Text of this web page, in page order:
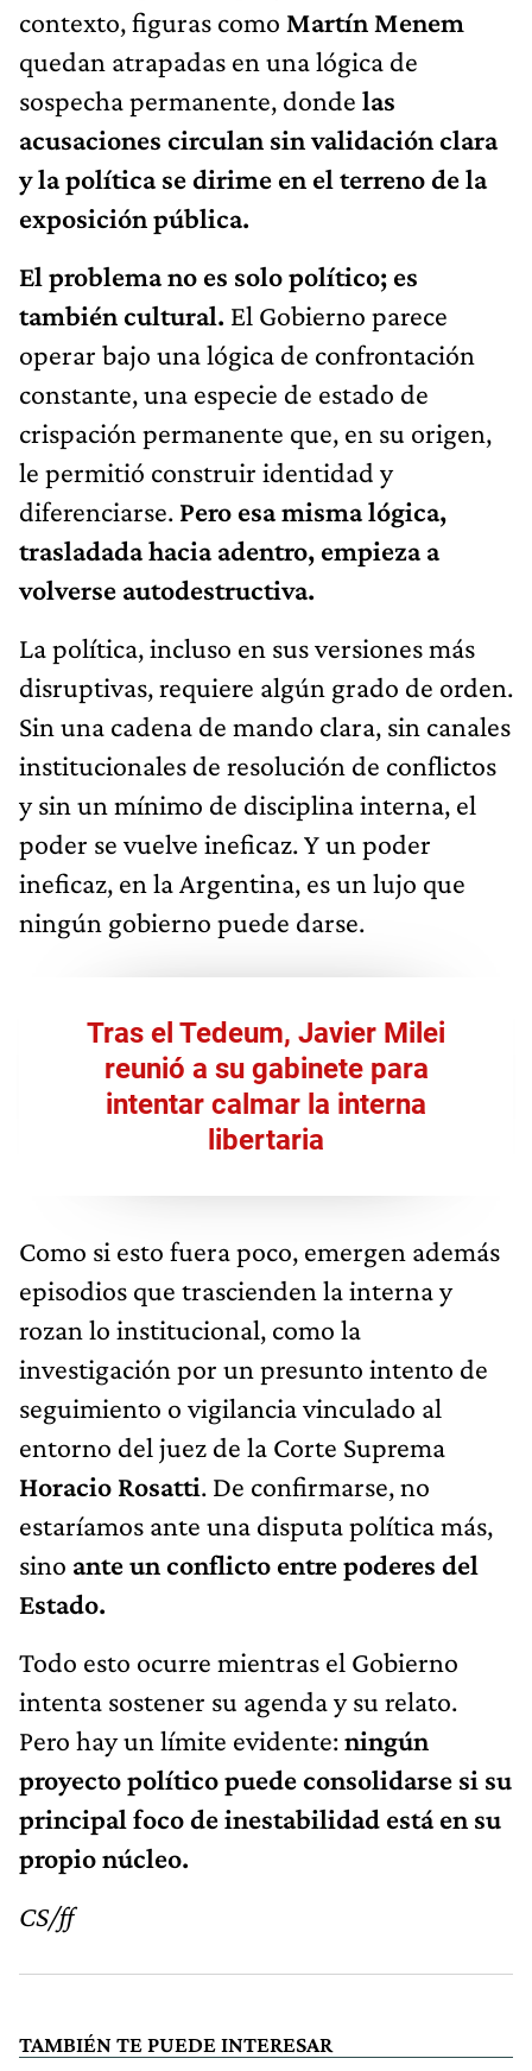
contexto, figuras como Martín Menem
quedan atrapadas en una lógica de
sospecha permanente, donde las
acusaciones circulan sin validación clara
y la política se dirime en el terreno de la
exposición pública.
El problema no es solo político; es
también cultural. El Gobierno parece
operar bajo una lógica de confrontación
constante, una especie de estado de
crispación permanente que, en su origen,
le permitió construir identidad y
diferenciarse. Pero esa misma lógica,
trasladada hacia adentro, empieza a
volverse autodestructiva.
La política, incluso en sus versiones más
disruptivas, requiere algún grado de orden.
Sin una cadena de mando clara, sin canales
institucionales de resolución de conflictos
y sin un mínimo de disciplina interna, el
poder se vuelve ineficaz. Y un poder
ineficaz, en la Argentina, es un lujo que
ningún gobierno puede darse.
Tras el Tedeum, Javier Milei
reunió a su gabinete para
intentar calmar la interna
libertaria
Como si esto fuera poco, emergen además
episodios que trascienden la interna y
rozan lo institucional, como la
investigación por un presunto intento de
seguimiento o vigilancia vinculado al
entorno del juez de la Corte Suprema
Horacio Rosatti. De confirmarse, no
estaríamos ante una disputa política más,
sino ante un conflicto entre poderes del
Estado.
Todo esto ocurre mientras el Gobierno
intenta sostener su agenda y su relato.
Pero hay un límite evidente:ningún
proyecto político puede consolidarse si su
principal foco de inestabilidad está en su
propio núcleo.
CS/ff
TAMBIÉN TE PUEDE INTERESAR